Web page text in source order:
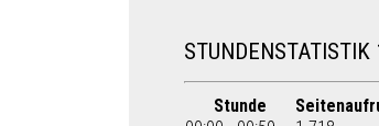
STUNDENSTATISTIK
Stunde